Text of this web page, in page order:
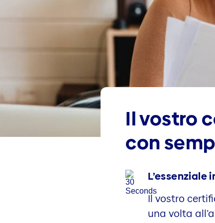
Il vostro
con
L’essenziale
Il vostro
una volta